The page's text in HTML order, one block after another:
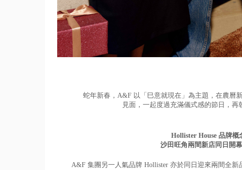
蛇年新春，A&F 以「巳意就現在」為主題，在農曆
見面，一起度過充滿儀式感的節日， 再
Hollister House 品牌概
沙田旺角兩間新店同日開
A&F 集團另一人氣品牌 Hollister 亦於同日迎來兩間全新